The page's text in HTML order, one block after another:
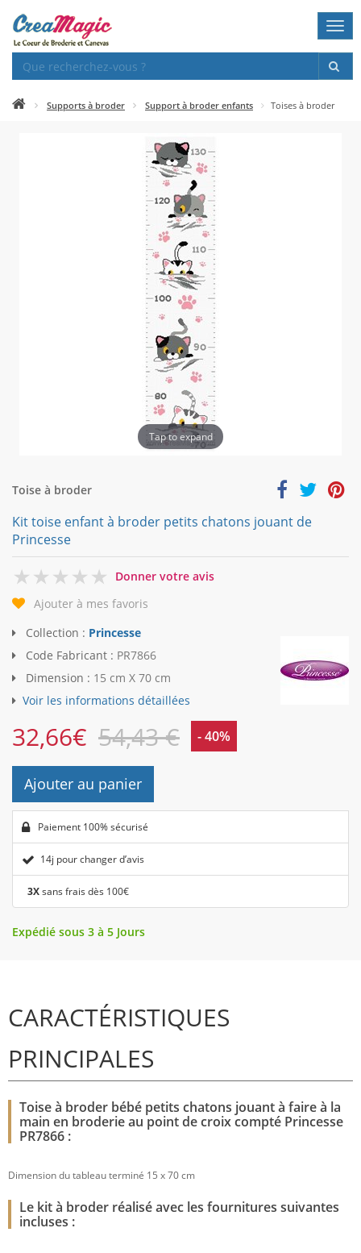
Supports à broder Support à broder enfants Toises à broder
Tap to expand
Toise à broder
Kit toise enfant à broder petits chatons jouant de
Princesse
0
Donner votre avis
Ajouter à mes favoris
Collection : Princesse
Code Fabricant : PR7866
Dimension : 15 cm X 70 cm
Voir les informations détaillées
32,66€ 54,43 € - 40%
Ajouter au panier
Paiement 100% sécurisé
14j pour changer d’avis
3Xsans frais dès 100€
Expédié sous 3 à 5 Jours
CARACTÉRISTIQUES
PRINCIPALES
Toise à broder bébé petits chatons jouant à faire à la
main en broderie au point de croix compté Princesse
PR7866 :
Dimension du tableau terminé 15 x 70 cm
Le kit à broder réalisé avec les fournitures suivantes
incluses :